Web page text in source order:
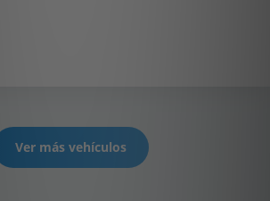
Ver más vehículos